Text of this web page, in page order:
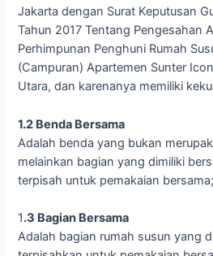
Jakarta dengan Surat Keputusan
Tahun 2017 Tentang Pengesahan
Perhimpunan Penghuni Rumah
(Campuran) Apartemen Sunter
Utara, dan karenanya memiliki
1.2 Benda Bersama
Adalah benda yang bukan
melainkan bagian yang dimiliki
terpisah untuk pemakaian bersama;
1.3 Bagian Bersama
Adalah bagian rumah susun yang